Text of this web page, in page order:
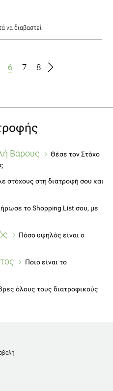
να διαβαστεί
6 7 8
Βάρους
Θέσε τον Στόχο
στόχους στη διατροφή σου και
το Shopping List σου, με
Πόσο υψηλός είναι ο
Ποιο είναι το
όλους τους διατροφικούς